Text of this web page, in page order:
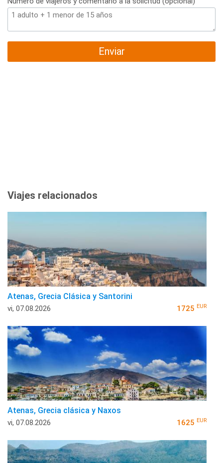
Enviar
Viajes relacionados
Atenas, Grecia Clásica y Santorini
vi, 07.08.2026 1725 EUR
Atenas, Grecia clásica y Naxos
vi, 07.08.2026 1625 EUR